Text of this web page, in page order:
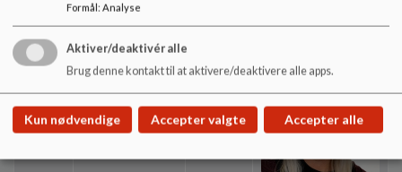
Monica Michell
Formål: Analyse
Aktiver/deaktivér alle
Brug denne kontakt til at aktivere/deaktivere alle apps.
Kun nødvendige Accepter valgte Accepter alle